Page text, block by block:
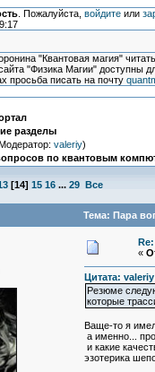
. Пожалуйста, войдитеили
"Квантовая магия"
"Физика Магии" доступны
просьба писать на почту
разделы
valeriy)
по квантовым
[14] 15 16 ... 29 Все
Тема: Пара
«
Цитата:
Резюме
которые
Ваще-то я
а именно...
и какие
эзотерика